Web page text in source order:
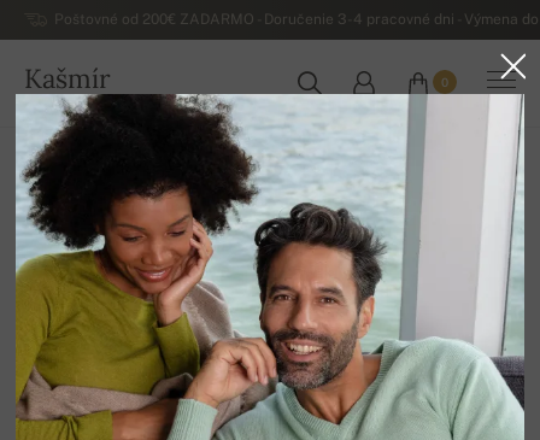
Poštovné od 200€ ZADARMO - Doručenie 3-4 pracovné dni - Výmena
Kašmír
SLOVENSKO
0
Domov
Luxusné pánske kašmírové svetre
Pánske kašmírové svetre s kapucňou